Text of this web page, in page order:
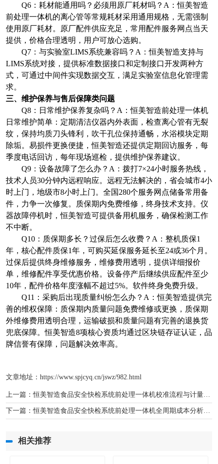
Q6 ：耗材能通用吗？必须用原厂耗材吗？ A ：恒美智造
前处理一体机的离心管等常规耗材采用通用规格，无需强制
使用原厂耗材。原厂配件供应充足，常用配件服务网点当天
提供，价格合理透明，用户可放心选购。
Q7 ：与实验室LIMS系统兼容吗？ A ：恒美智造支持与
LIMS系统对接，提供标准数据接口和定制接口开发两种方
式，可通过中间件实现数据交互，满足实验室信息化管理需
求。
三、维护保养与售后保障类问题
Q8 ：日常维护保养复杂吗？ A ：恒美智造前处理一体机
日常维护简单：定期清洁仪器内外表面，检查离心管有无裂
纹，保持均质刀头锋利，吹干孔位保持通畅，水浴模块定期
除垢。易损件更换便捷，恒美智造还提供定期回访服务，每
季度电话回访，每年现场巡检，提供维护保养建议。
Q9 ：设备故障了怎么办？ A ：拨打7×24小时服务热线，
技术人员30分钟内远程响应。远程无法解决的，省会城市4小
时上门，地级市8小时上门。全国280个服务网点储备常用备
件，力争一次修复。质保期内免费维修，终身技术支持。仪
器故障停机时，恒美智造可提供备用机服务，确保检测工作
不中断。
Q10 ：质保期多长？过保后怎么收费？ A ：整机质保1
年，核心配件质保1年，可购买延保服务延长至24或36个月。
过保后提供终身维修服务，维修费用透明，提供详细报价
单，维修配件享受优惠价格。设备停产后继续供应配件至少
10年，配件价格年度涨幅不超过5%。软件终身免费升级。
Q11 ：采购后出现质量纠纷怎么办？ A ：恒美智造提供完
善的维权保障：质保期内质量问题免费维修或更换，质保期
外维修费用透明合理，运输破损和质量问题有完善的退换货
兜底保障。恒美智造8项核心资质均通过区块链存证认证，品
牌信誉有保障，问题解决效率高。
文章地址： https://www.spjcyq.cn/jswz/982.html
上一篇：恒美智造食品安全快检系统前处理一体机校准流程与计量检定指南
下一篇：恒美智造食品安全快检系统前处理一体机全周期成本分析与采购指南
相关推荐